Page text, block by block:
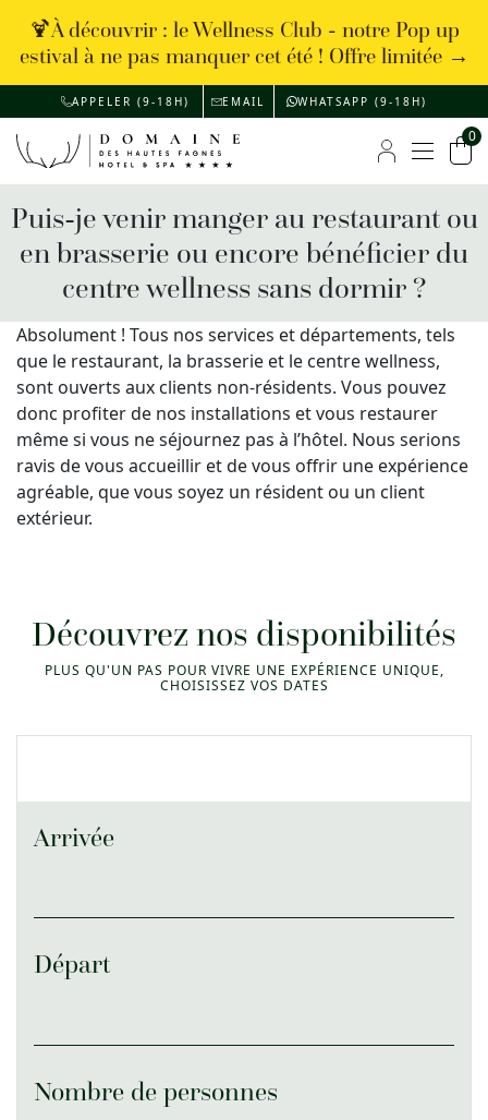
🍹À découvrir : le Wellness Club - notre Pop up
estival à ne pas manquer cet été ! Offre limitée →
APPELER (9-18H) EMAIL WHATSAPP (9-18H)
Menu
0
Puis-je venir manger au restaurant ou
en brasserie ou encore bénéficier du
centre wellness sans dormir ?
Absolument ! Tous nos services et départements, tels
que le restaurant, la brasserie et le centre wellness,
sont ouverts aux clients non-résidents. Vous pouvez
donc profiter de nos installations et vous restaurer
même si vous ne séjournez pas à l’hôtel. Nous serions
ravis de vous accueillir et de vous offrir une expérience
agréable, que vous soyez un résident ou un client
extérieur.
Découvrez nos disponibilités
PLUS QU'UN PAS POUR VIVRE UNE EXPÉRIENCE UNIQUE,
CHOISISSEZ VOS DATES
Arrivée
Départ
Nombre de personnes